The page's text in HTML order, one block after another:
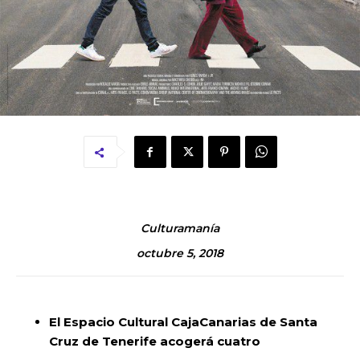
Culturamanía
octubre 5, 2018
El Espacio Cultural CajaCanarias de Santa
Cruz de Tenerife acogerá cuatro